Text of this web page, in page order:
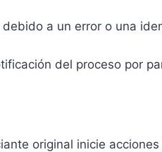
a un error o una
del proceso por
original inicie